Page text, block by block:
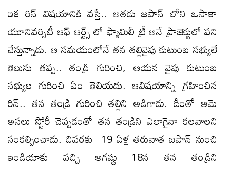
ఇక రిన్ విషయానికి వస్తే.. అతడు జపాన్ లోని ఒసాకా
యూనివర్సిటీ ఆఫ్ ఆర్ట్స్ లో ఫ్యామిలీ ట్రీ అనే ప్రాజెక్టులో పని
చేస్తున్నాడు. ఆ సమయంలోనే తన తల్లివైపు కుటుంబ సభ్యులే
తెలుసు తప్ప.. తండ్రి గురించి, ఆయన వైపు కుటుంబ
సభ్యుల గురించి ఏం తెలియదు. ఆవిషయాన్ని గ్రహించిన
రిన్.. తన తండ్రి గురించి తల్లిని అడిగాడు. దీంతో ఆమె
అసలు స్టోరీ చెప్పడంతో తన తండ్రిని ఎలాగైనా కలవాలని
సంకల్పించాడు. చివరకు 19 ఏళ్ల తరువాత జపాన్ నుంచి
ఇండియాకు వచ్చి ఆగష్టు 18న తన తండ్రిని